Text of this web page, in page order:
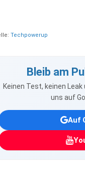
Techpowerup
Bleib am
Keinen Test, keinen
uns auf
Auf